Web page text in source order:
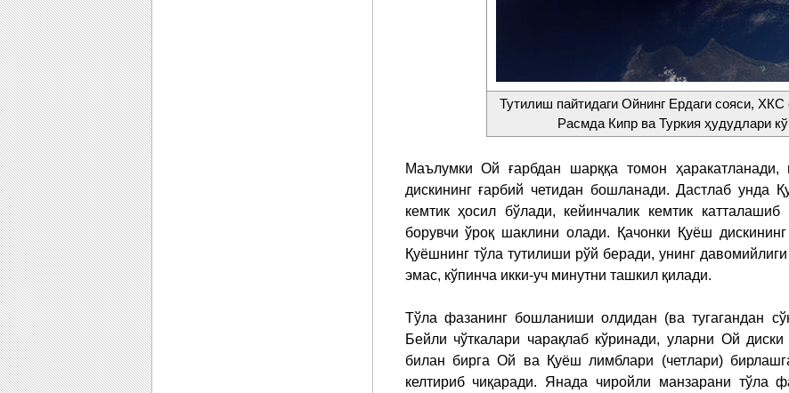
Тутилиш пайтидаги Ойнинг Ердаги сояси,
Расмда Кипр ва Туркия ҳудудлари
Маълумки Ой ғарбдан шарққа томон
дискининг ғарбий четидан бошланади. Дастлаб унда
кемтик ҳосил бўлади, кейинчалик кемтик
борувчи ўроқ шаклини олади. Қачонки Қуёш
Қуёшнинг тўла тутилиши рўй беради, унинг
эмас, кўпинча икки-уч минутни ташкил қилади.
Тўла фазанинг бошланиши олдидан (ва тугагандан
Бейли чўткалари чарақлаб кўринади, уларни Ой диски
билан бирга Ой ва Қуёш лимблари (четлари)
келтириб чиқаради. Янада чиройли манзарани тўла